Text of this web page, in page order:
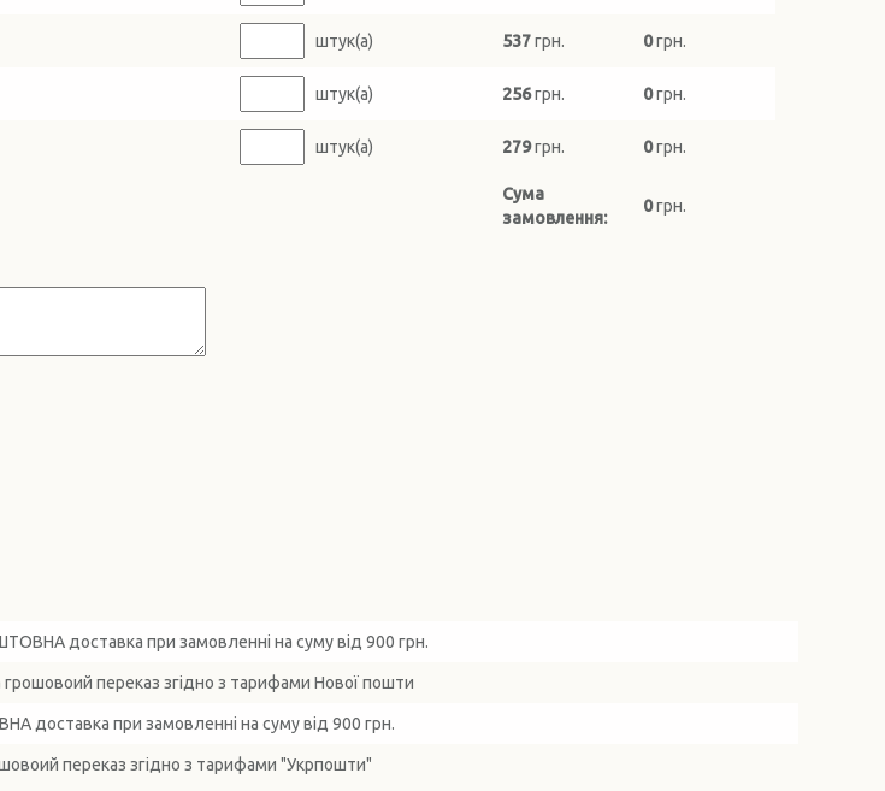
штук(а) 537грн. 0грн.
штук(а) 256грн. 0грн.
штук(а) 279грн. 0грн.
Сума
замовлення:
0грн.
доставка при замовленні на суму від 900 грн.
грошовоий переказ згідно з тарифами Нової пошти
доставка при замовленні на суму від 900 грн.
переказ згідно з тарифами "Укрпошти"